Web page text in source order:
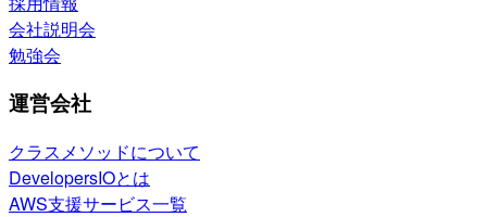
会社説明会
勉強会
運営会社
クラスメソッドについて
DevelopersIOとは
AWS支援サービス一覧